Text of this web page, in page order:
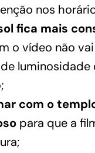
nos
fica mais
o vídeo não
luminosidade
com o
para que a